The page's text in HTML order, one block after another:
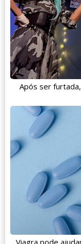
Após ser